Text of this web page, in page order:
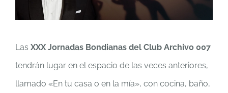
Las XXX Jornadas Bondianas del Club Archivo 007
tendrán lugar en el espacio de las veces anteriores,
llamado «En tu casa o en la mía», con cocina, baño,